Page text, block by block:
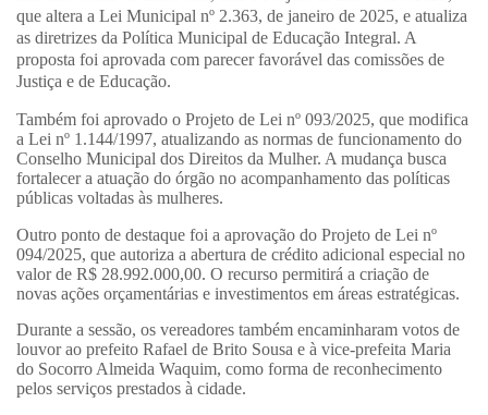
que altera a Lei Municipal nº 2.363, de janeiro de 2025, e atualiza
as diretrizes da Política Municipal de Educação Integral. A
proposta foi aprovada com parecer favorável das comissões de
Justiça e de Educação.
Também foi aprovado o Projeto de Lei nº 093/2025, que modifica
a Lei nº 1.144/1997, atualizando as normas de funcionamento do
Conselho Municipal dos Direitos da Mulher. A mudança busca
fortalecer a atuação do órgão no acompanhamento das políticas
públicas voltadas às mulheres.
Outro ponto de destaque foi a aprovação do Projeto de Lei nº
094/2025, que autoriza a abertura de crédito adicional especial no
valor de R$ 28.992.000,00. O recurso permitirá a criação de
novas ações orçamentárias e investimentos em áreas estratégicas.
Durante a sessão, os vereadores também encaminharam votos de
louvor ao prefeito Rafael de Brito Sousa e à vice-prefeita Maria
do Socorro Almeida Waquim, como forma de reconhecimento
pelos serviços prestados à cidade.